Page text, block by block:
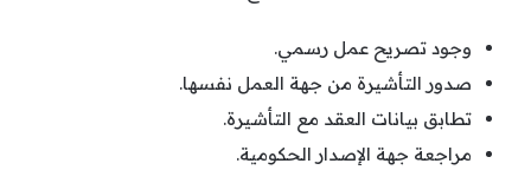
وجود تصريح عمل رسمي.
صدور التأشيرة من جهة العمل نفسها.
تطابق بيانات العقد مع التأشيرة.
مراجعة جهة الإصدار الحكومية.